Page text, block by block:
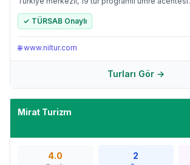
✓ TÜRSAB Onaylı
🌐www.niltur.com
Turları Gör →
Mirat Turizm
4.0 2